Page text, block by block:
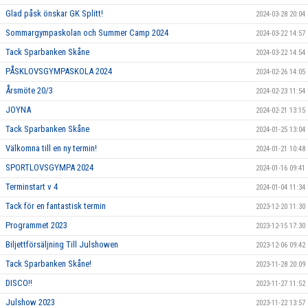
Glad påsk önskar GK Splitt! 2024-03-28 20:04
Sommargympaskolan och Summer Camp 2024 2024-03-22 14:57
Tack Sparbanken Skåne 2024-03-22 14:54
PÅSKLOVSGYMPASKOLA 2024 2024-02-26 14:05
Årsmöte 20/3 2024-02-23 11:54
JOYNA 2024-02-21 13:15
Tack Sparbanken Skåne 2024-01-25 13:04
Välkomna till en ny termin! 2024-01-21 10:48
SPORTLOVSGYMPA 2024 2024-01-16 09:41
Terminstart v 4 2024-01-04 11:34
Tack för en fantastisk termin 2023-12-20 11:30
Programmet 2023 2023-12-15 17:30
Biljettförsäljning Till Julshowen 2023-12-06 09:42
Tack Sparbanken Skåne! 2023-11-28 20:09
DISCO!! 2023-11-27 11:52
Julshow 2023 2023-11-22 13:57